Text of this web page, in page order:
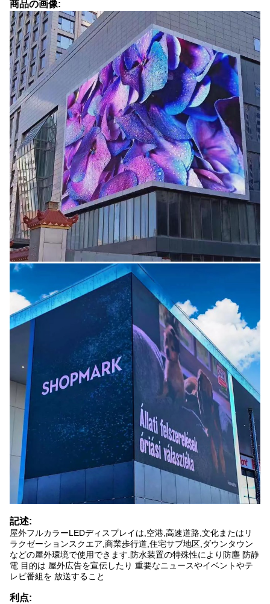
商品の画像:
記述:
屋外フルカラーLEDディスプレイは,空港,高速道路,文化またはリ
ラクゼーションスクエア,商業歩行道,住宅サブ地区,ダウンタウン
などの屋外環境で使用できます.防水装置の特殊性により防塵 防静
電 目的は 屋外広告を宣伝したり 重要なニュースやイベントやテ
レビ番組を 放送すること
利点: